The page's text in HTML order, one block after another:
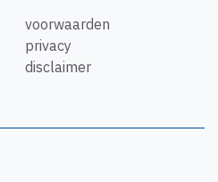
voorwaarden
privacy
disclaimer